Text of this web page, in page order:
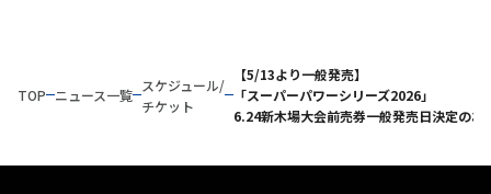
TOP ニュース一覧
スケジュール/
チケット
【5/13より一般発売】
「スーパーパワーシリーズ2026」
6.24新木場大会前売券一般発売日決定のお